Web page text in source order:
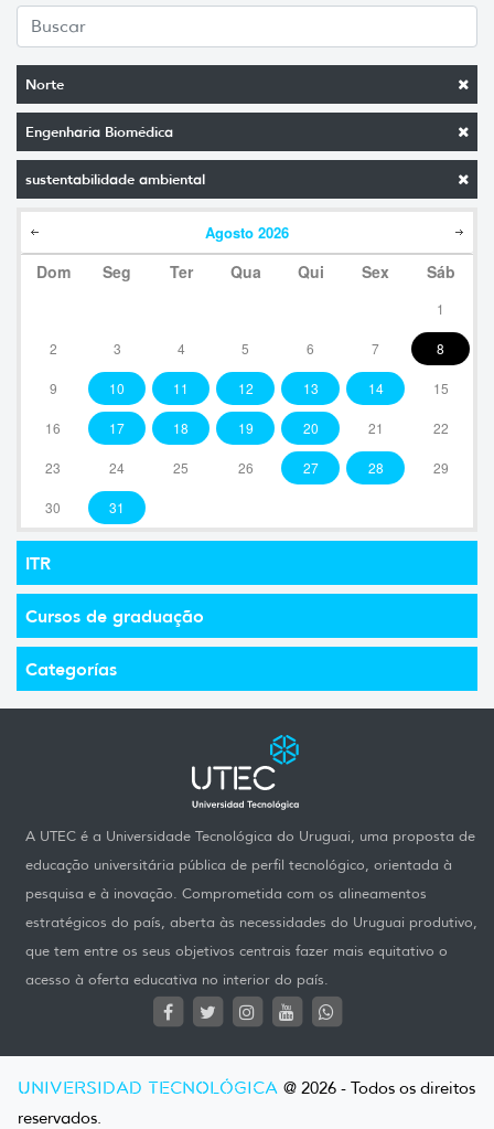
Norte
Engenharia Biomédica
sustentabilidade ambiental
Agosto 2026
Dom Seg Ter Qua Qui Sex Sáb
1
2 3 4 5 6 7 8
9 10 11 12 13 14 15
16 17 18 19 20 21 22
23 24 25 26 27 28 29
30 31
ITR
Cursos de graduação
Categorías
A UTEC é a Universidade Tecnológica do Uruguai, uma proposta de
educação universitária pública de perfil tecnológico, orientada à
pesquisa e à inovação. Comprometida com os alineamentos
estratégicos do país, aberta às necessidades do Uruguai produtivo,
que tem entre os seus objetivos centrais fazer mais equitativo o
acesso à oferta educativa no interior do país.
UNIVERSIDAD TECNOLÓGICA @ 2026 - Todos os direitos
reservados.